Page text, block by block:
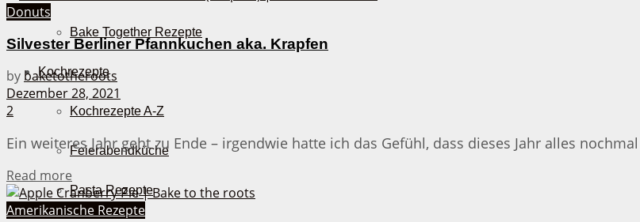
Bake Together Rezepte
Kochrezepte
Kochrezepte A-Z
Feierabendküche
Pasta Rezepte
Donuts
Silvester Berliner Pfannkuchen aka. Krapfen
by baketotheroots
Dezember 28, 2021
2
Ein weiteres Jahr geht zu Ende – irgendwie hatte ich das Gefühl, dass dieses Jahr alles
Read more
Amerikanische Rezepte